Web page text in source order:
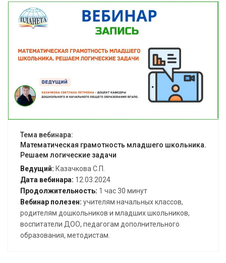
Тема вебинара:
Математическая грамотность младшего школьника.
Решаем логические задачи
Ведущий: Казачкова С.П.
Дата вебинара: 12.03.2024
Продолжительность: 1 час 30 минут
Вебинар полезен: учителям начальных классов,
родителям дошкольников и младших школьников,
воспитатели ДОО, педагогам дополнительного
образования, методистам.